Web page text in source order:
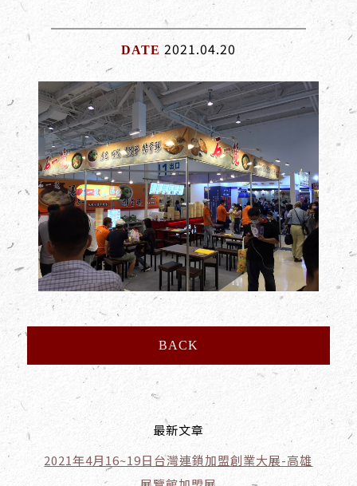
DATE 2021.04.20
BACK
最新文章
2021年4月16~19日台灣連鎖加盟創業大展-高雄